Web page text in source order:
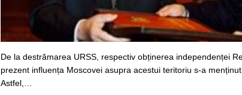
De la destrămarea URSS, respectiv obținerea independenței
prezent influența Moscovei asupra acestui teritoriu s-a
Astfel,…